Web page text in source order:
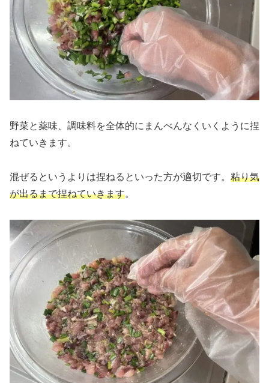
野菜と薬味、調味料を全体的にまんべんなくいくように捏
ねていきます。
混ぜるというよりは捏ねるといった方が適切です。 粘り気
が出るまで捏ねていきます。